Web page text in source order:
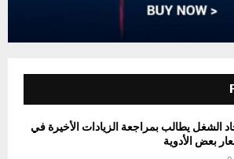
الشغل يطالب بمراجعة الزيادات الأخيرة في
بعض الأدوية